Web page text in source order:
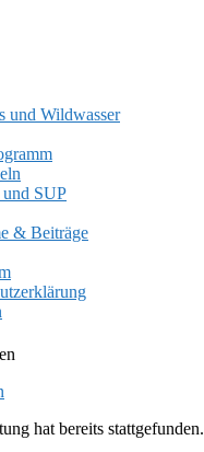
und Wildwasser
SUP
& Beiträge
hat bereits stattgefunden.